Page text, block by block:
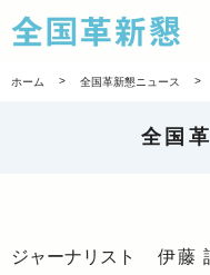
ホーム > 全国革新懇ニュース >
全国
ジャーナリスト 伊藤